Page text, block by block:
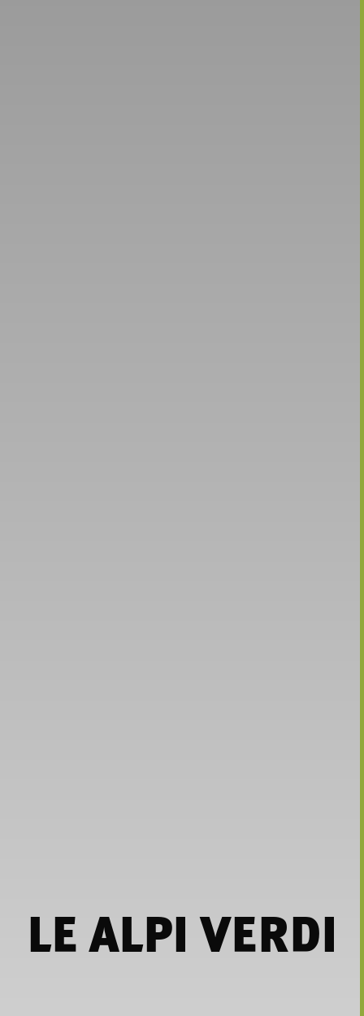
LE ALPI VERDI